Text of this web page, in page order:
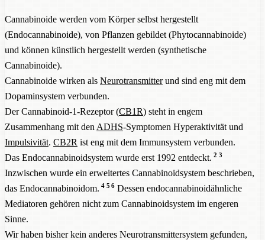
Cannabinoide werden vom Körper selbst hergestellt
(Endocannabinoide), von Pflanzen gebildet (Phytocannabinoide)
und können künstlich hergestellt werden (synthetische
Cannabinoide).
Cannabinoide wirken als Neurotransmitterund sind eng mit dem
Dopaminsystem verbunden.
Der Cannabinoid-1-Rezeptor (CB1R) steht in engem
Zusammenhang mit den ADHS-Symptomen Hyperaktivität und
Impulsivität. CB2R ist eng mit dem Immunsystem verbunden.
Das Endocannabinoidsystem wurde erst 1992 entdeckt. 2 3
Inzwischen wurde ein erweitertes Cannabinoidsystem beschrieben,
das Endocannabinoidom. 4 5 6 Dessen endocannabinoidähnliche
Mediatoren gehören nicht zum Cannabinoidsystem im engeren
Sinne.
Wir haben bisher kein anderes Neurotransmittersystem gefunden,